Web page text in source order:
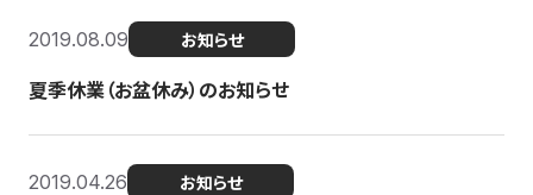
2019.08.09 お知らせ
夏季休業（お盆休み）のお知らせ
2019.04.26 お知らせ